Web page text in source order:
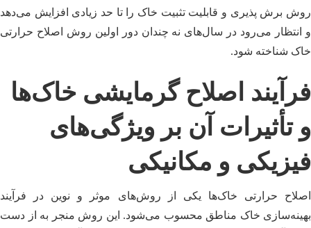
روش برش پذیری و قابلیت تثبیت خاک را تا حد زیادی افزایش می‌دهد
و انتظار می‌رود در سال‌های نه چندان دور اولین روش اصلاح حرارتی
خاک شناخته شود.
فرآیند اصلاح گرمایشی خاک‌ها
و تأثیرات آن بر ویژگی‌های
فیزیکی و مکانیکی
اصلاح حرارتی خاک‌ها یکی از روش‌های موثر و نوین در فرآیند
بهینه‌سازی خاک مناطق محسوب می‌شود. این روش منجر به از دست